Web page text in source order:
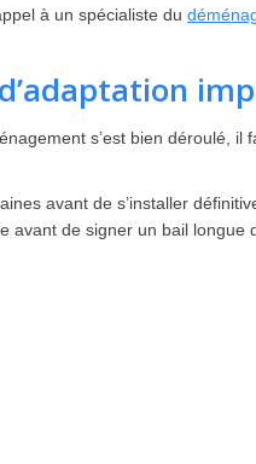
à un spécialiste du
s’est bien déroulé,
avant de s’installer
avant de signer un bail longue